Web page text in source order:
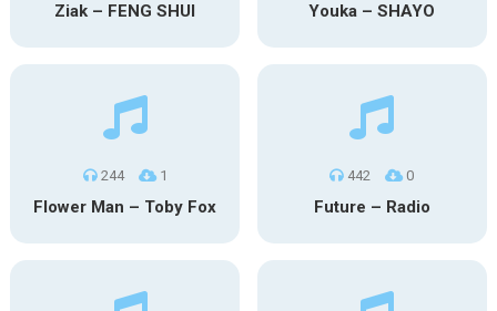
Ziak – FENG SHUI Youka – SHAYO
244 1
Flower Man – Toby Fox
442 0
Future – Radio